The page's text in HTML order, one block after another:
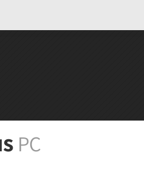
PC